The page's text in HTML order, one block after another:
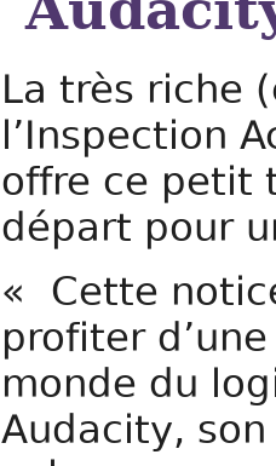
La très riche
l’Inspection
offre ce petit
départ pour
« Cette
profiter
monde du
Audacity,